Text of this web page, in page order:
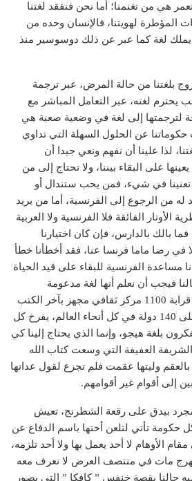
هي من تغنمنا؛ أما نحن فنفقد لغتنا
المؤطرة لهويتنا، فالإنسان وحده من
يملك لغة كما عبر عن ذلك دوسوسير منذ
بلغتنا من حالة المرض، عبر ترجمة
يحترم لغته، عبر التعامل المباشر مع
لترجمتها إلى لغة في وضعية صعبة هي
حكوماتنا عن الحلول السهلة التي تداوي
لذا علينا أن نفهم ونعي جيدا أن
على البقاء بيننا، ولا تحتاج إلى من
لا تعنينا في شيء، فمن يحب ستندال أو
له من الرجوع إلى الفرنسية، أما من يريد
الأوتار الفائقة فلا الفرنسية ولا العربية
بالك بالدارس، فإن كان اختيارنا
في رضا ماما فرنسا عنا، فقد أخطأنا خطأ
مساعدة الفرنسية للبقاء على قيد الحياة
فيجب أن نعلم أنها لغة مدعومة
بجهزوت ثقافي مكون من قرابة 1100 مركز ثقافي مجهز بآخر الكتب
والأدوات التربوية، موزع على 140 دولة في كل أنحاء العالم، يفرخ كل
بلغة هيجو، وإنما الذي يحتاج إلينا كي
العفيفة التي وسعت كتاب الله
بالعقم وليتها عقمت فلم تجزع لقول عداتها
إلى أقوام غير أقوامهم.
بيدق على رقعة الشطرنج، تعيش
حكومة تأتي لتلعن أختها باسم الدفاع عن
الأوهام لا أحد يعمل بها ولا أحد تلزمه،
مات في منتصف العرض لا نعرف معه
حالنا بقصة خنفس ” كافكا ” التي يصور